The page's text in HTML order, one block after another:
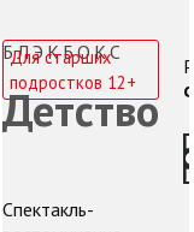
БЛЭКБОКС
Детство
Спектакль-
Для старших
подростков 12+